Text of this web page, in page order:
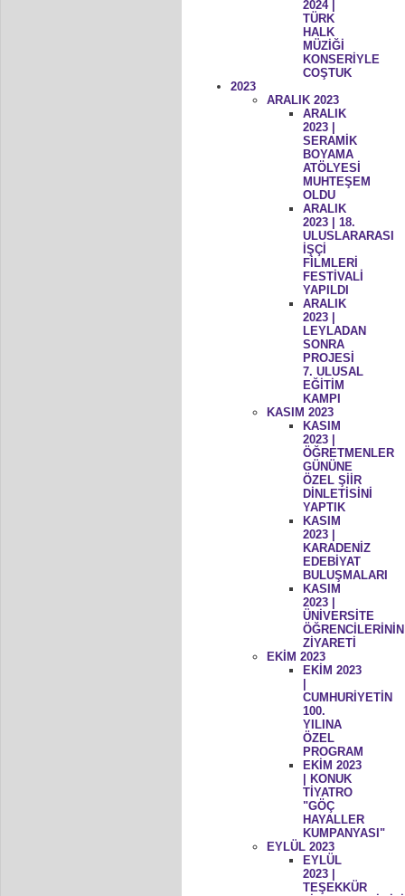
2024 |
TÜRK
HALK
MÜZİĞİ
KONSERİYLE
COŞTUK
2023
ARALIK 2023
ARALIK
2023 |
SERAMİK
BOYAMA
ATÖLYESİ
MUHTEŞEM
OLDU
ARALIK
2023 | 18.
ULUSLARARASI
İŞÇİ
FİLMLERİ
FESTİVALİ
YAPILDI
ARALIK
2023 |
LEYLADAN
SONRA
PROJESİ
7. ULUSAL
EĞİTİM
KAMPI
KASIM 2023
KASIM
2023 |
ÖĞRETMENLER
GÜNÜNE
ÖZEL ŞİİR
DİNLETİSİNİ
YAPTIK
KASIM
2023 |
KARADENİZ
EDEBİYAT
BULUŞMALARI
KASIM
2023 |
ÜNİVERSİTE
ÖĞRENCİLERİNİN
ZİYARETİ
EKİM 2023
EKİM 2023
CUMHURİYETİN
100.
YILINA
ÖZEL
PROGRAM
EKİM 2023
| KONUK
TİYATRO
"GÖÇ
HAYALLER
KUMPANYASI"
EYLÜL 2023
EYLÜL
2023 |
TEŞEKKÜR